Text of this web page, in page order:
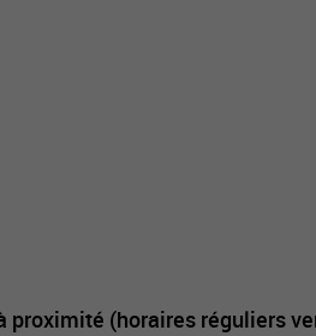
proximité (horaires réguliers